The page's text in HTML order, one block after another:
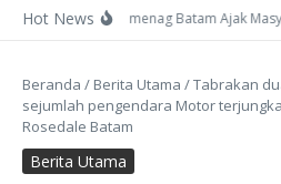
Hot NewsKepala Kemenag Batam Ajak
Beranda / Berita Utama /Tabrakan
sejumlah pengendara Motor
Rosedale Batam
Berita Utama